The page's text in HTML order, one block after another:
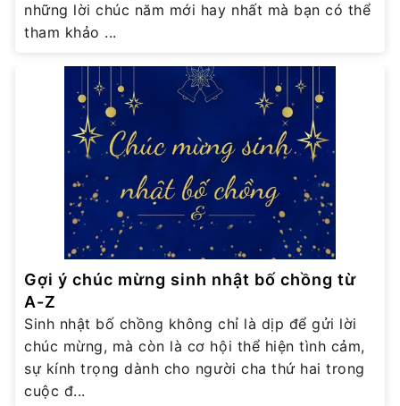
những lời chúc năm mới hay nhất mà bạn có thể
tham khảo ...
Gợi ý chúc mừng sinh nhật bố chồng từ
A-Z
Sinh nhật bố chồng không chỉ là dịp để gửi lời
chúc mừng, mà còn là cơ hội thể hiện tình cảm,
sự kính trọng dành cho người cha thứ hai trong
cuộc đ...